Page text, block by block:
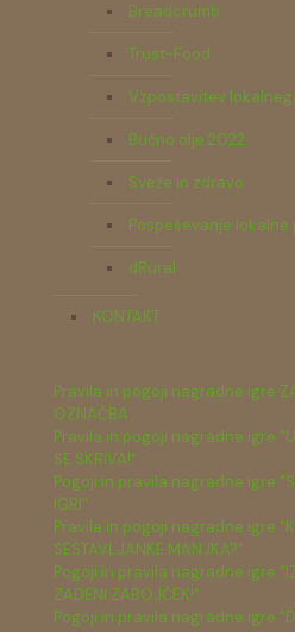
Breadcrumb
Trust-Food
Vzpostavitev
Bučno olje 2022
Sveže in zdravo
Pospeševanje
dRural
KONTAKT
Pravila in pogoji nagradne igre
OZNAČBA
Pravila in pogoji nagradne igre
SE SKRIVA!"
Pogoji in pravila nagradne igre
IGRI"
Pravila in pogoji nagradne igre
SESTAVLJANKE MANJKA?"
Pogoji in pravila nagradne igre
ZADENI ZABOJČEK!"
Pogoji in pravila nagradne igre